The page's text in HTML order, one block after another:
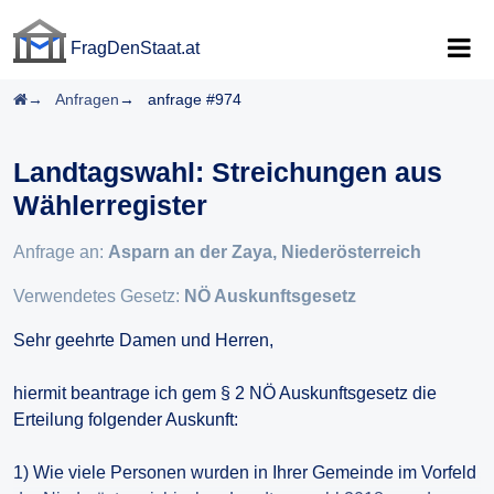
FragDenStaat.at
Startseite
Anfragen anfrage #974
Landtagswahl: Streichungen aus
Wählerregister
Anfrage an: Asparn an der Zaya, Niederösterreich
Verwendetes Gesetz: NÖ Auskunftsgesetz
Sehr geehrte Damen und Herren,
hiermit beantrage ich gem § 2 NÖ Auskunftsgesetz die
Erteilung folgender Auskunft:
1) Wie viele Personen wurden in Ihrer Gemeinde im Vorfeld